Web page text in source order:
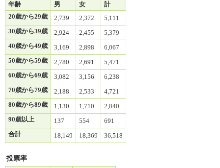
年齢
男 女
計
20歳から29歳
2,739 2,372
5,111
30歳から39歳
2,924 2,455
5,379
40歳から49歳
3,169 2,898
6,067
50歳から59歳
2,780 2,691
5,471
60歳から69歳
3,082 3,156
6,238
70歳から79歳
2,188 2,533
4,721
80歳から89歳
1,130 1,710
2,840
90歳以上
137 554
691
合計
18,149 18,369 36,518
投票率